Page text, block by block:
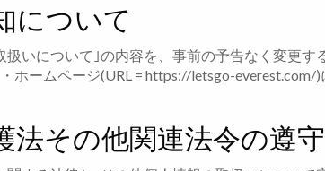
について
扱いについて｣の内容を、事前の予告なく変更
ホームページ(URL = https://letsgo-
法その他関連法令の遵守